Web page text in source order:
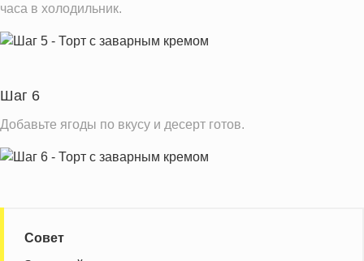
часа в холодильник.
Шаг 6
Добавьте ягоды по вкусу и десерт готов.
Совет